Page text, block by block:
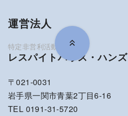
運営法人
レスパイトハウス・ハンズ
〒021-0031
岩手県一関市青葉2丁目6-16
TEL 0191-31-5720